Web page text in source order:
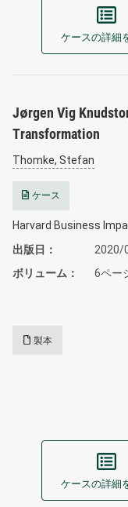
ケースの詳細
Jørgen Vig
Transformation
Thomke, Stefan
ケース
Harvard Business
出版日
2020/
ボリューム
6ペー
製本
ケースの詳細